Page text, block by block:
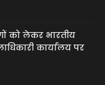
को लेकर भारतीय
कार्यालय पर